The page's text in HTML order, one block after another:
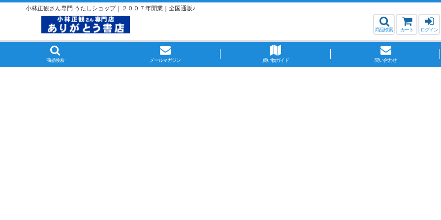
小林正観さん専門 うたしショップ｜２００７年開業｜全国通販♪
商品検索 カート ログイン
商品検索 メールマガジン 買い物ガイド 問い合わせ